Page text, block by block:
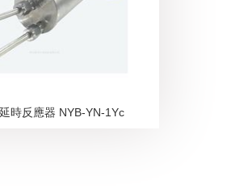
時反應器 NYB-YN-1Yc